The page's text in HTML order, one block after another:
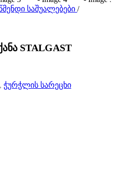
საშუალებები /
STALGAST
, ჭურჭლის სარეცხი